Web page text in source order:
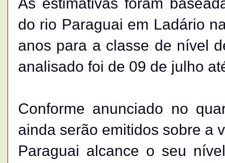
do rio Paraguai em Ladário
anos para a classe de nível
analisado foi de 09 de julho
Conforme anunciado no
ainda serão emitidos sobre a
Paraguai alcance o seu